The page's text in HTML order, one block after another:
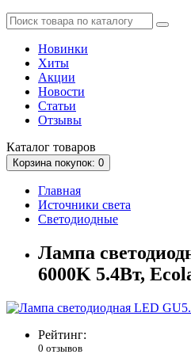
Новинки
Хиты
Акции
Новости
Статьи
Отзывы
Каталог товаров
Корзина покупок: 0
Главная
Источники света
Светодиодные
Лампа
6000K 5.4Вт,
Рейтинг:
0 отзывов